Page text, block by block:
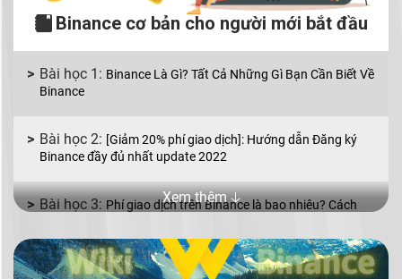
Binance cơ bản cho người mới bắt đầu
Binance Là Gì? Tất Cả Những Gì Bạn Cần Biết Về
Binance
[Giảm 20% phí giao dịch]: Hướng dẫn Đăng ký
Binance đầy đủ nhất update 2022
Phí giao dịch trên Binance là bao nhiêu? Cách
Binance P2P là gì? Cách mua bán coin bằng VND
Xem thêm 🡣